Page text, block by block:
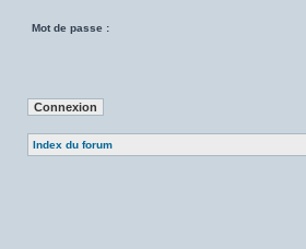
Mot de passe :
Index du forum